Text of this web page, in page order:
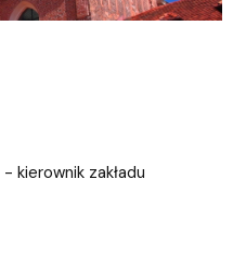
- kierownik zakładu